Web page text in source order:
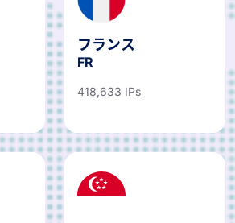
フランス
FR
418,633 IPs